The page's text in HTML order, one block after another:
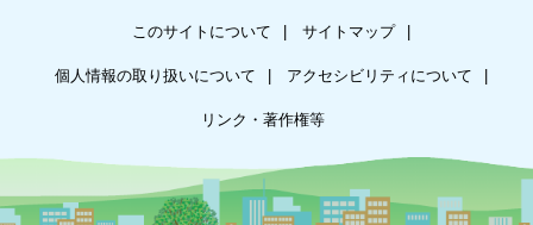
このサイトについて サイトマップ
個人情報の取り扱いについて アクセシビリティについて
リンク・著作権等